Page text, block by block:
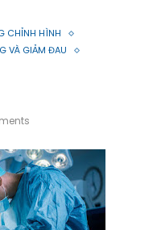
CHỈNH HÌNH
VÀ GIẢM ĐAU